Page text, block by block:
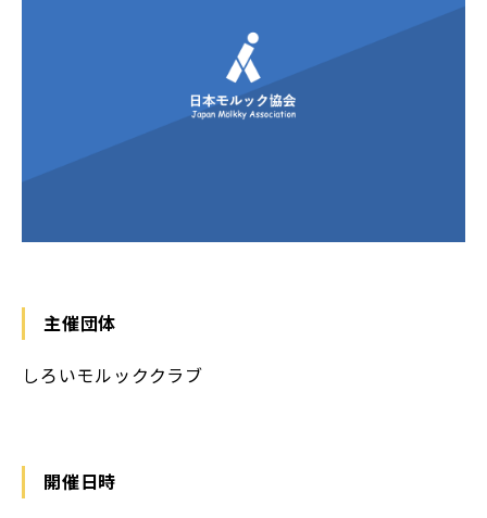
主催団体
しろいモルッククラブ
開催日時